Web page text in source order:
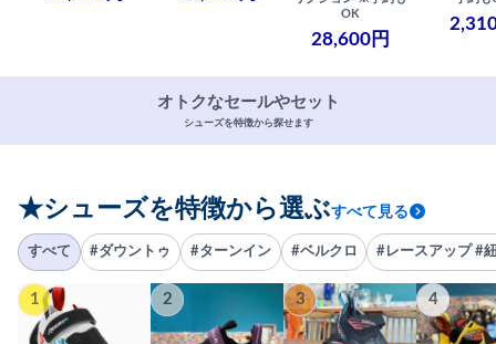
OK
28,600円
オトクなセールやセット
シューズを特徴から探せます
★シューズを特徴から選ぶすべて見る
すべて #ダウントゥ #ターンイン #ベルクロ #レースアップ #
1 2 3 4